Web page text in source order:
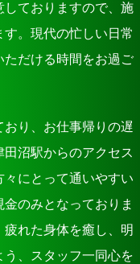
ておりますので、施
。現代の忙しい日常
だける時間をお過ご
おり、お仕事帰りの遅
沼駅からのアクセス
々にとって通いやすい
のみとなっておりま
れた身体を癒し、明
う、スタッフ一同心を